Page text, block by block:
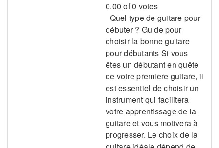
0.00 of 0 votes
Quel type de guitare pour
débuter ? Guide pour
choisir la bonne guitare
pour débutants Si vous
êtes un débutant en quête
de votre première guitare, il
est essentiel de choisir un
instrument qui facilitera
votre apprentissage de la
guitare et vous motivera à
progresser. Le choix de la